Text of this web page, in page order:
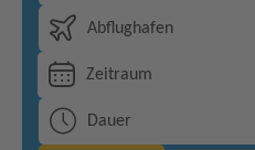
Abflughafen
Zeitraum
Dauer